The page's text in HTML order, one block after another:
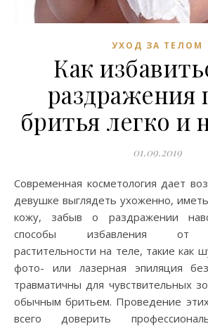
УХОД ЗА ТЕЛОМ
Как
раздражения
бритья легко и
01.09.2019
Современная косметология дает возможность каждой
девушке выглядеть ухоженно,
кожу, забыв о раздражении
способы избавления от
растительности на теле, такие как
фото- или лазерная эпиляция
травматичны для чувствительных
обычным бритьем. Проведение
всего доверить